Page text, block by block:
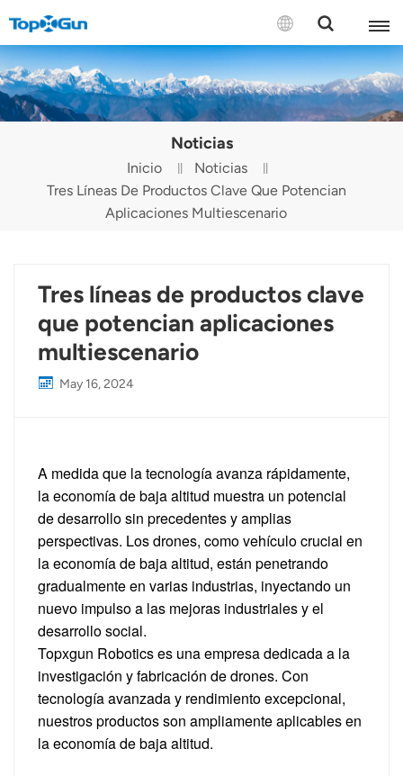
CONTÁCTENOS
English
Español
Русский
Türkçe
Tiếng Việt
Noticias
Inicio
Noticias
Tres Líneas De Productos Clave Que Potencian
Aplicaciones Multiescenario
Tres líneas de productos clave
que potencian aplicaciones
multiescenario
May 16, 2024
A medida que la tecnología avanza rápidamente,
la economía de baja altitud muestra un potencial
de desarrollo sin precedentes y amplias
perspectivas. Los drones, como vehículo crucial en
la economía de baja altitud, están penetrando
gradualmente en varias industrias, inyectando un
nuevo impulso a las mejoras industriales y el
desarrollo social.
Topxgun Robotics es una empresa dedicada a la
investigación y fabricación de drones. Con
tecnología avanzada y rendimiento excepcional,
nuestros productos son ampliamente aplicables en
la economía de baja altitud.